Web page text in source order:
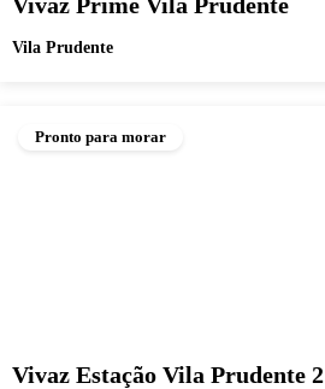
Vila Prudente
Pronto para morar
Vivaz Estação Vila Prudente 2